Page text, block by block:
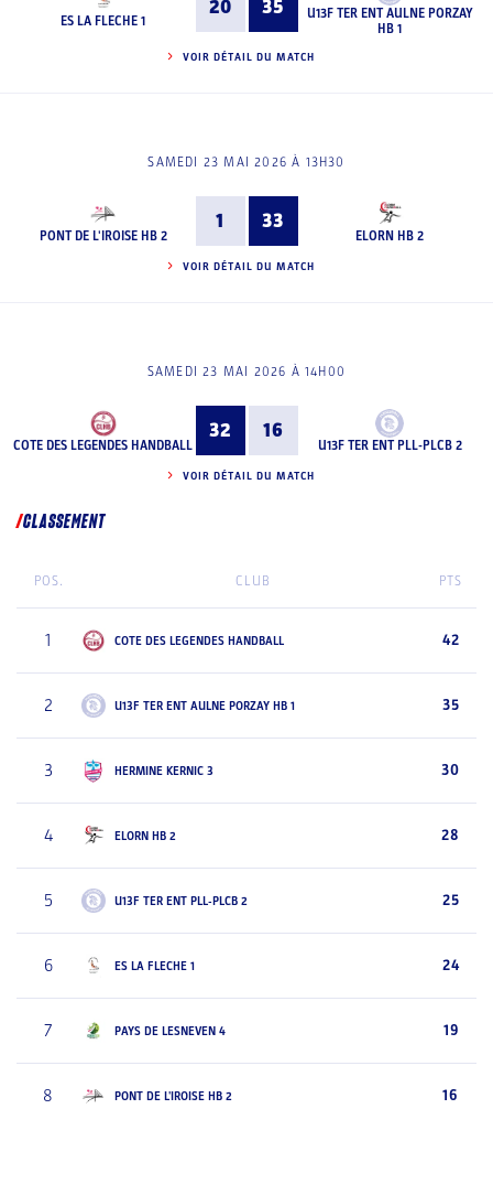
ES LA FLECHE 1
20 35
U13F TER ENT AULNE PORZAY
HB 1
VOIR DÉTAIL DU MATCH
SAMEDI 23 MAI 2026 À 13H30
PONT DE L'IROISE HB 2
1 33
ELORN HB 2
VOIR DÉTAIL DU MATCH
SAMEDI 23 MAI 2026 À 14H00
COTE DES LEGENDES HANDBALL
32 16
U13F TER ENT PLL-PLCB 2
VOIR DÉTAIL DU MATCH
CLASSEMENT
POS. CLUB PTS
1 COTE DES LEGENDES HANDBALL 42
2 U13F TER ENT AULNE PORZAY HB 1 35
3 HERMINE KERNIC 3 30
4 ELORN HB 2 28
5 U13F TER ENT PLL-PLCB 2 25
6 ES LA FLECHE 1 24
7 PAYS DE LESNEVEN 4 19
8 PONT DE L'IROISE HB 2 16